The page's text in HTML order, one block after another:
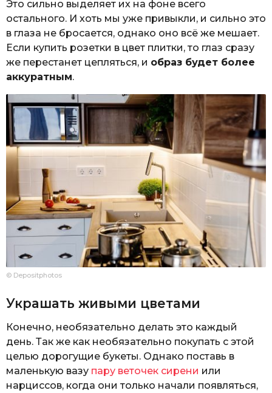
Это сильно выделяет их на фоне всего
остального. И хоть мы уже привыкли, и сильно это
в глаза не бросается, однако оно всё же мешает.
Если купить розетки в цвет плитки, то глаз сразу
же перестанет цепляться, и образ будет более
аккуратным.
© Depositphotos
Украшать живыми цветами
Конечно, необязательно делать это каждый
день. Так же как необязательно покупать с этой
целью дорогущие букеты. Однако поставь в
маленькую вазу пару веточек сирени или
нарциссов, когда они только начали появляться,